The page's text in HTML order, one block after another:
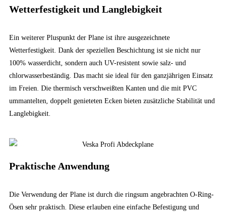
Wetterfestigkeit und Langlebigkeit
Ein weiterer Pluspunkt der Plane ist ihre ausgezeichnete
Wetterfestigkeit. Dank der speziellen Beschichtung ist sie nicht nur
100% wasserdicht, sondern auch UV-resistent sowie salz- und
chlorwasserbeständig. Das macht sie ideal für den ganzjährigen Einsatz
im Freien. Die thermisch verschweißten Kanten und die mit PVC
ummantelten, doppelt genieteten Ecken bieten zusätzliche Stabilität und
Langlebigkeit.
Praktische Anwendung
Die Verwendung der Plane ist durch die ringsum angebrachten O-Ring-
Ösen sehr praktisch. Diese erlauben eine einfache Befestigung und